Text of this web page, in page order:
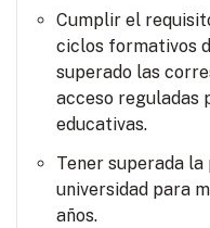
Cumplir el
ciclos formativos
superado las
acceso reguladas
educativas.
Tener superada
universidad para
años.